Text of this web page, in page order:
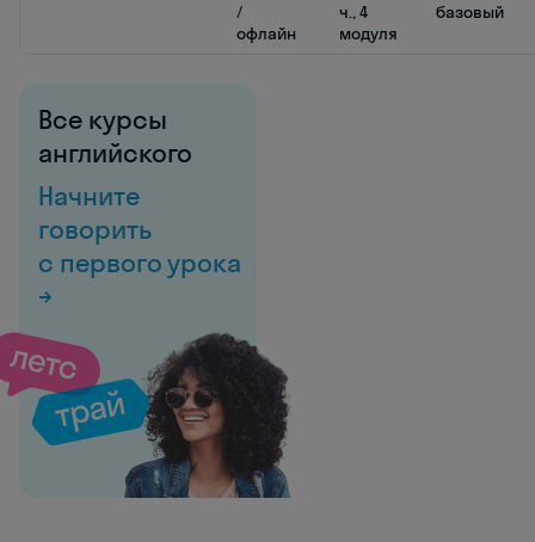
/
офлайн
ч., 4
модуля
базовый
Все курсы
английского
Начните
говорить
с первого урока
→